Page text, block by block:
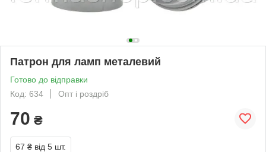
Патрон для ламп металевий
Готово до відправки
Код: 634
Опт і роздріб
70 ₴
67 ₴ від 5 шт.